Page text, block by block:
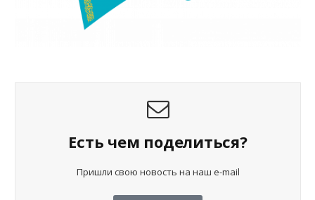
Есть чем поделиться?
Пришли свою новость на наш e-mail